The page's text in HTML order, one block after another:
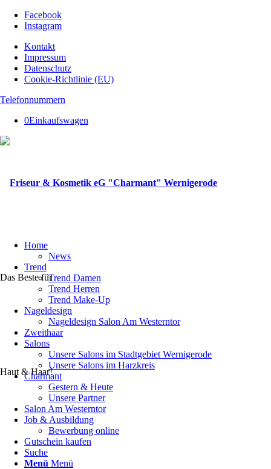
Facebook
Instagram
Kontakt
Impressum
Datenschutz
Cookie-Richtlinie (EU)
Telefonnummern
0Einkaufswagen
Das Beste für
Haut & Haar!
Home
News
Trend
Trend Damen
Trend Herren
Trend Make-Up
Nageldesign
Nageldesign Salon Am Westerntor
Zweithaar
Salons
Unsere Salons im Stadtgebiet Wernigerode
Unsere Salons im Harzkreis
Charmant
Gestern & Heute
Unsere Partner
Salon Am Westerntor
Job & Ausbildung
Bewerbung online
Gutschein kaufen
Suche
Menü Menü